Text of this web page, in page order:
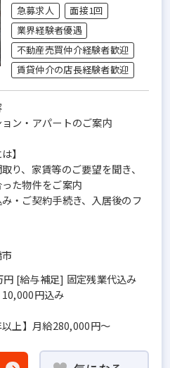
急募求人
面接1回
業界経験者優遇
不動産売買仲介経験者歓迎
賃貸仲介の店長経験者歓迎
ン・アパートのご案内
】
り、家賃等のご要望を聞き、
た物件をご案内
・ご契約手続き、入居後のフ
円 [給与補足] 固定残業代込み
円込み
上】月給280,000円～